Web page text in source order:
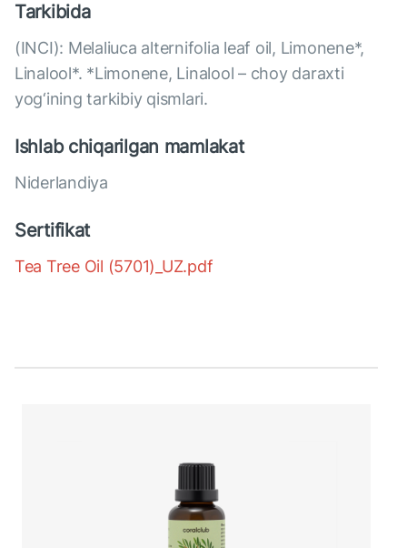
Tarkibida
(INCI): Melaliuca alternifolia leaf oil, Limonene*,
Linalool*. *Limonene, Linalool – choy daraxti
yog‘ining tarkibiy qismlari.
Ishlab chiqarilgan mamlakat
Niderlandiya
Sertifikat
Tea Tree Oil (5701)_UZ.pdf